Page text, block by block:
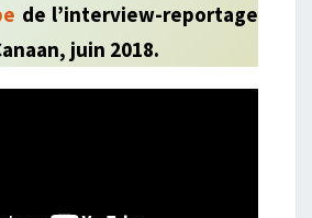
de l’interview-reportage
juin 2018.